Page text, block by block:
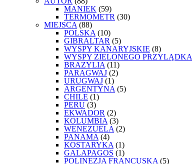
MANIEK (59)
TERMOMETR (30)
MIEJSCA (88)
POLSKA (10)
GIBRALTAR (5)
WYSPY KANARYJSKIE (8)
WYSPY ZIELONEGO PRZYLĄDKA
BRAZYLIA (11)
PARAGWAJ (2)
URUGWAJ (1)
ARGENTYNA (5)
CHILE (1)
PERU (3)
EKWADOR (2)
KOLUMBIA (3)
WENEZUELA (2)
PANAMA (4)
KOSTARYKA (1)
GALAPAGOS (1)
POLINEZJA FRANCUSKA (5)